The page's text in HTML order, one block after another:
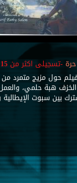
-تسجيلى اكثر من 15 ق-2021
حول مزيج متمرد من
الخزف هبة حلمي،
بين سبوت الإيطالية